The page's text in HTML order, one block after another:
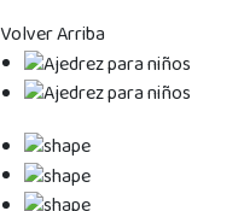
Volver Arriba